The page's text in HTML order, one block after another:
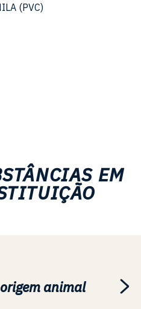
(PVC)
EM
animal